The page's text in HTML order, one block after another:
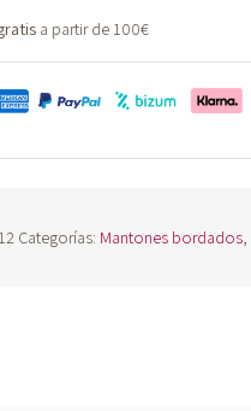
a partir de 100€
Categorías: Mantones bordados,